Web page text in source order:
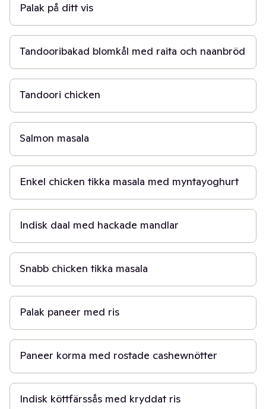
Palak på ditt vis
50 min
Tandooribakad blomkål med raita och naanbröd
1 t 30 min
Tandoori chicken
1 t 30 min
Salmon masala
15 min
Enkel chicken tikka masala med myntayoghurt
30 min
Indisk daal med hackade mandlar
30 min
Snabb chicken tikka masala
30 min
Palak paneer med ris
20 min
Paneer korma med rostade cashewnötter
5 min
Indisk köttfärssås med kryddat ris